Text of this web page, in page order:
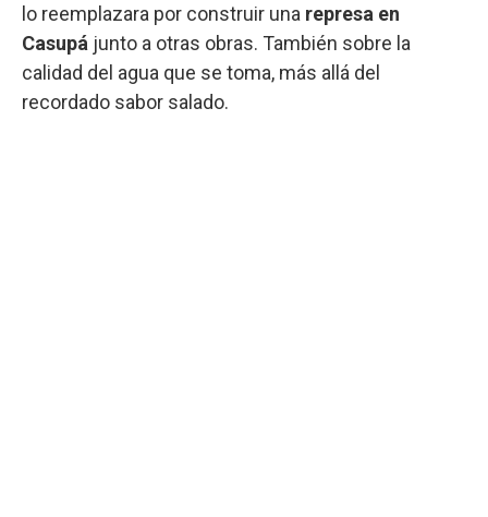
lo reemplazara por construir una represa en
Casupá junto a otras obras. También sobre la
calidad del agua que se toma, más allá del
recordado sabor salado.